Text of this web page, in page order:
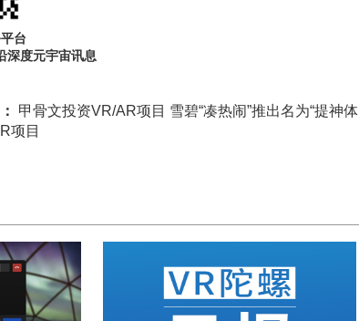
台
深度元宇宙讯息
甲骨文投资VR/AR项目 雪碧“凑热闹”推出名为“提神体
项目